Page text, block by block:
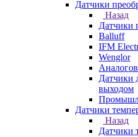
Датчики
Назад
Датчики
Balluff
IFM
Wenglor
Датчики
выходом
Датчики
Назад
Датчики